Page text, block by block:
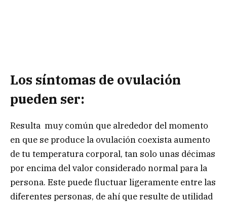
Los síntomas de ovulación
pueden ser:
Resulta muy común que alrededor del momento
en que se produce la ovulación coexista aumento
de tu temperatura corporal, tan solo unas décimas
por encima del valor considerado normal para la
persona. Este puede fluctuar ligeramente entre las
diferentes personas, de ahí que resulte de utilidad